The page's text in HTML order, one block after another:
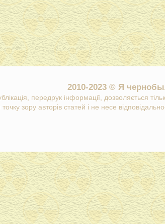
2010-2023 © Я
передрук інформації, дозволяється
зору авторів статей і не несе